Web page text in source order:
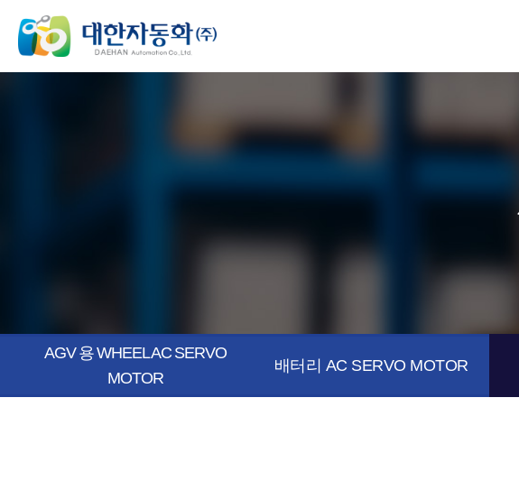
AGV 용 WHEEL AC SERVO
MOTOR
배터리 AC SERVO MOTOR